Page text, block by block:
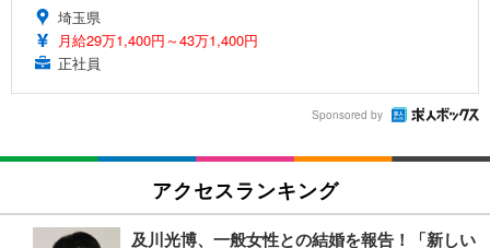
埼玉県
月給29万1,400円～43万1,400円
正社員
Sponsored by
アクセスランキング
及川光博、一般女性との結婚を報告！「新しい